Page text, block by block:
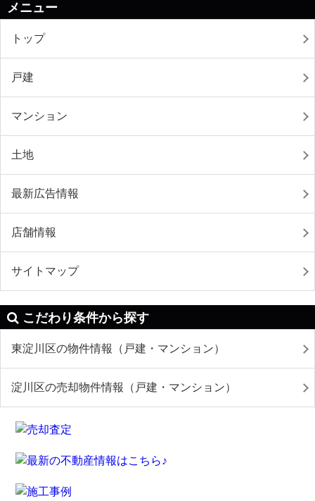
メニュー
トップ
戸建
マンション
土地
最新広告情報
店舗情報
サイトマップ
こだわり条件から探す
東淀川区の物件情報（戸建・マンション）
淀川区の売却物件情報（戸建・マンション）